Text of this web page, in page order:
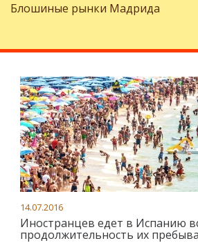
Блошиные рынки Мадрида
14.07.2016
Иностранцев едет в Испанию
продолжительность их